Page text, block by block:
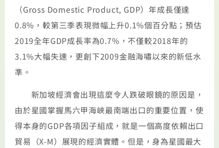
（Gross Domestic Product, GDP）年成長僅達
0.8%，較第三季表現微幅上升0.1%個百分點；預估
2019全年GDP成長率為0.7%，不僅較2018年的
3.1%大幅失速，更創下2009金融海嘯以來的新低水
準。
新加坡經濟會出現這麼令人跌破眼鏡的原因是，
由於星國掌握馬六甲海峽最南端出口的重要位置，使
得本身的GDP各項因子組成，就是一個高度依賴出口
貿易（X-M）展現的經濟實體。但是，身為星國最大